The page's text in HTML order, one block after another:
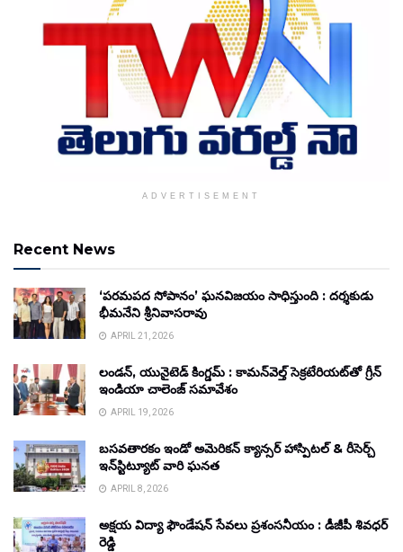
ADVERTISEMENT
Recent News
‘పరమపద సోపానం’ ఘనవిజయం సాధిస్తుంది : దర్శకుడు
భీమనేని శ్రీనివాసరావు
APRIL 21, 2026
లండన్, యునైటెడ్ కింగ్డమ్ : కామన్‌వెల్త్ సెక్రటేరియట్‌తో గ్రీన్
ఇండియా చాలెంజ్ సమావేశం
APRIL 19, 2026
బసవతారకం ఇండో అమెరికన్ క్యాన్సర్ హాస్పిటల్ & రీసెర్చ్
ఇన్‌స్టిట్యూట్ వారి ఘనత
APRIL 8, 2026
అక్షయ విద్యా ఫౌండేషన్ సేవలు ప్రశంసనీయం : డీజీపీ శివధర్
రెడ్డి